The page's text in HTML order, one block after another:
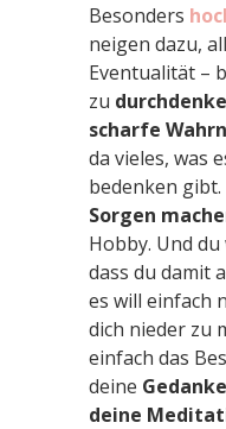
Besonders
neigen dazu,
Eventualität –
zu
scharfe
da vieles, was
bedenken
Sorgen
Hobby. Und
dass du damit
es will einfach
dich nieder zu
einfach das
deine
deine